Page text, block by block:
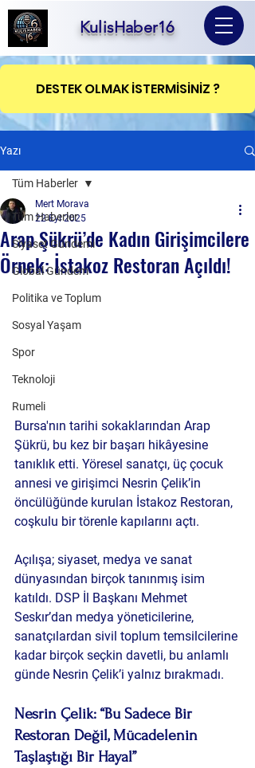
KulisHaber16
DESTEK OLMAK İSTERMİSİNİZ ?
Yazı
Tüm Haberler
Siyaset Gündemi
Global Gündem
Politika ve Toplum
Sosyal Yaşam
Spor
Teknoloji
Rumeli
Tüm Haberler
Arap Şükrü’de Kadın Girişimcilere
Örnek: İstakoz Restoran Açıldı!
Mert Morava
22 Eyl 2025
Bursa'nın tarihi sokaklarından Arap
Şükrü, bu kez bir başarı hikâyesine
tanıklık etti. Yöresel sanatçı, üç çocuk
annesi ve girişimci Nesrin Çelik’in
öncülüğünde kurulan İstakoz Restoran,
coşkulu bir törenle kapılarını açtı.
Açılışa; siyaset, medya ve sanat
dünyasından birçok tanınmış isim
katıldı. DSP İl Başkanı Mehmet
Seskır’dan medya yöneticilerine,
sanatçılardan sivil toplum temsilcilerine
kadar birçok seçkin davetli, bu anlamlı
günde Nesrin Çelik’i yalnız bırakmadı.
Nesrin Çelik: “Bu Sadece Bir
Restoran Değil, Mücadelenin
Taşlaştığı Bir Hayal”